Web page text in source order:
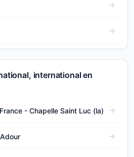
international en
- Chapelle Saint Luc (la)